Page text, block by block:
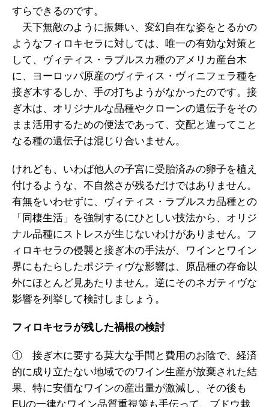
すらできるのです。
天下無敵のように振舞い、変幻自在な姿をとるかの
ようなフィロキセラに対しては、唯一の有効な対策と
して、ヴィティス・ラブルスカ種のアメリカ産台木
に、ヨーロッパ原産のヴィティス・ヴィニフェラ種を
接ぎ木するしか、手の打ちようがなかったのです。接
ぎ木は、オリジナルな品種やクローンの遺伝子をその
まま活用するための便法であって、交配と違ってこと
なる種の遺伝子は混じり合いません。
けれども、いわば他人の子宮に受胎済みの卵子を植え
付けるような、不自然さが残るだけではありません。
有無をいわせずに、ヴィティス・ラブルスカ品種との
「同棲生活」を強制するにひとしい技法から、オリジ
ナル品種にストレスが生じないわけがありません。フ
ィロキセラの侵襲と接ぎ木の手法が、ワインとワイン
界にもたらしたポジティヴな影響は、原品種の存命以
外にほとんど見あたりません。逆にそのネガティヴな
影響を列挙して検討しましょう。
フィロキセラが残した禍根の検討
① 接ぎ木に要する莫大な手間と費用のお陰で、経済
的に成り立たない地域でのワイン生産が放棄された結
果、特に安価なワインの産出量が激減し、その後も
EUの一律なワイン品質重視策も手伝って、ブドウ栽